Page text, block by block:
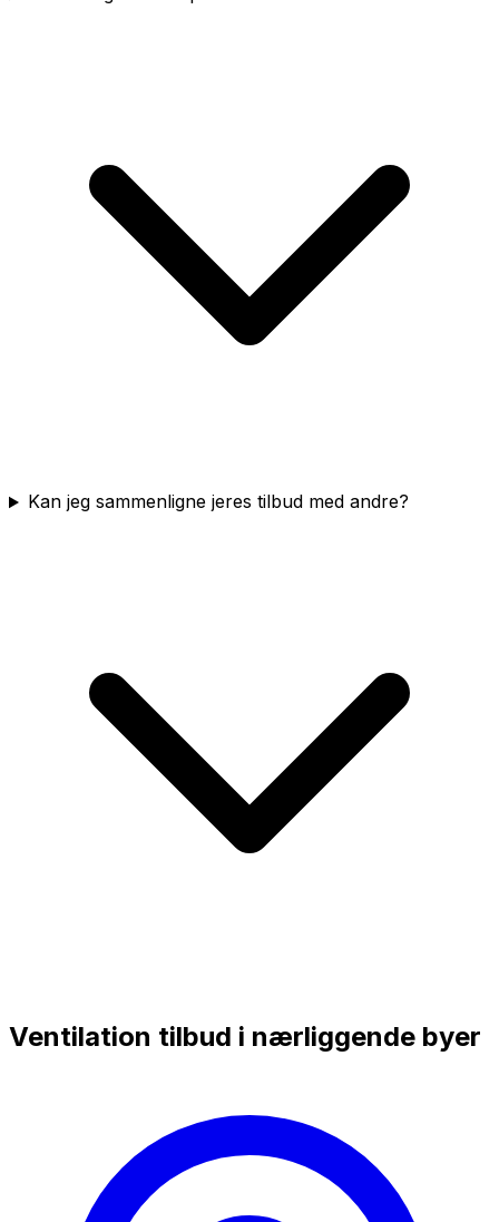
Kan jeg sammenligne jeres tilbud med andre?
Ventilation tilbud i nærliggende byer